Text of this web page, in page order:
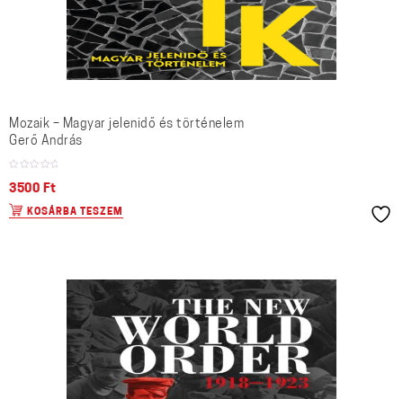
Mozaik – Magyar jelenidő és történelem
Gerő András
3500 Ft
KOSÁRBA TESZEM